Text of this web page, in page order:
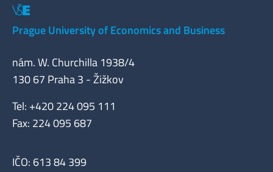
Prague University of Economics and Business
nám. W. Churchilla 1938/4
130 67 Praha 3 - Žižkov
Tel: +420 224 095 111
Fax: 224 095 687
IČO: 613 84 399